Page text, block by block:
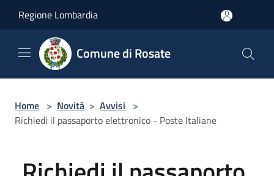
Regione Lombardia
Comune di Rosate
Home > Novità > Avvisi >
Richiedi il passaporto elettronico - Poste Italiane